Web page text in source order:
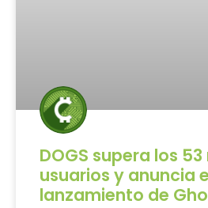
DOGS supera los
usuarios y anuncia
lanzamiento de